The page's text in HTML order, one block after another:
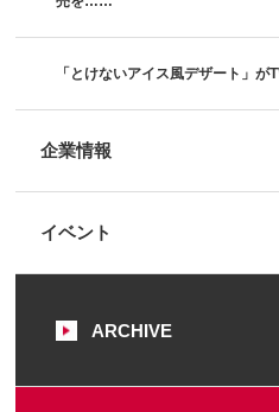
「とけないアイス風デザート」が
企業情報
イベント
ARCHIVE